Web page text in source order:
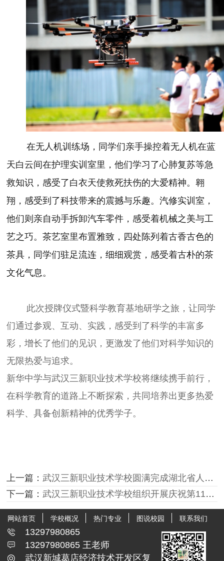
在无人机训练场，同学们亲手操控着无人机在蓝
天白云间在护理实训室里，他们学习了心肺复苏等急
救知识，感受了白衣天使救死扶伤的大爱精神。翱
翔，感受到了科技带来的震撼与乐趣。汽修实训室，
他们则亲自动手拆卸汽车零件，感受着机械之美与工
艺之巧。茶艺室里布置雅致，四处陈列着古香古色的
茶具，同学们驻足流连，细细观赏，感受着古朴的茶
文化气息。
此次授牌仪式暨科学教育基地研学之旅，让同学
们通过参观、互动、实践，感受到了科学的丰富多
彩，增长了他们的见识，更激发了他们对科学知识的
无限热爱与追求。
新华中学与武汉三新职业技术学校将继续携手前行，
在科学教育的道路上不断探索，共同培养出更多热爱
科学、具备创新精神的优秀学子。
上一篇：武汉三新职业技术学校圆满完成湖北省人事考试院2024年度一级注册建筑师资格考试组考工作
下一篇：武汉三新职业技术学校组织开展庆祝第115个国际“三八”妇女节活动
网站首页 学校概况 热门专业 图说校园 联系我们
13297980865
13297980865 王老师
武汉新城葛店经济技术开发区复